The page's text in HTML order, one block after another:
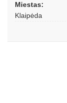
Miestas:
Klaipėda